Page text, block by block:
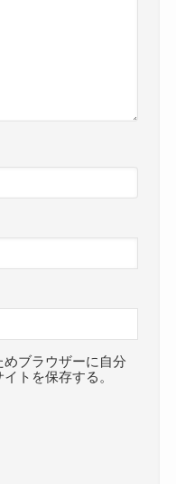
ブラウザーに自分
トを保存する。